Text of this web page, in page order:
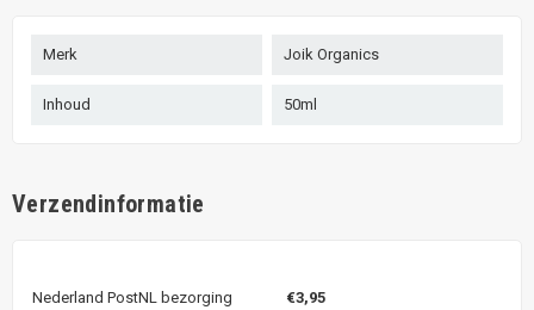
Merk Joik Organics
Inhoud 50ml
Verzendinformatie
Nederland PostNL bezorging €3,95